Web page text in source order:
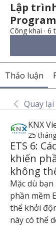
Lập trình
Công khai · 6
Thảo luận
Quay lại
KNX
25
ETS 6:
khiến
không
Mặc dù
phần mềm
thể khởi
này có thể